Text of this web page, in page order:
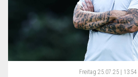
Freitag 25.07.25 | 13:54